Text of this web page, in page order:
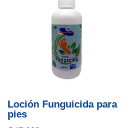
Loción Funguicida para
pies